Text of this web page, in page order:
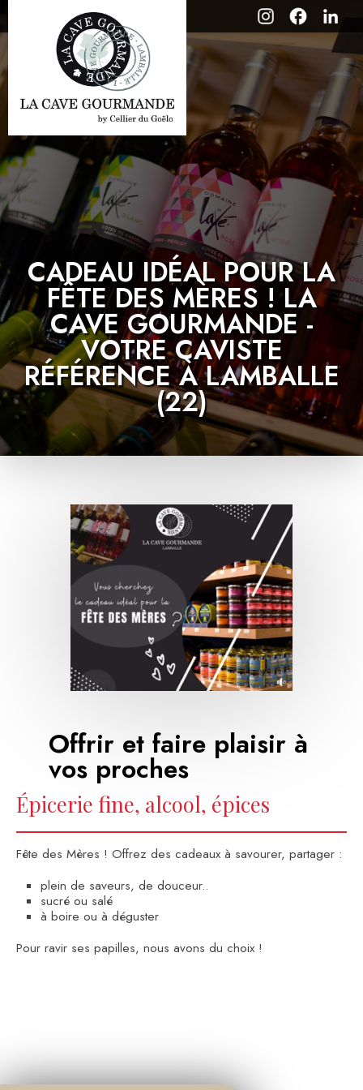
CADEAU IDÉAL POUR LA
FÊTE DES MÈRES ! LA
CAVE GOURMANDE -
VOTRE CAVISTE
RÉFÉRENCE À LAMBALLE
(22)
Offrir et faire plaisir à
vos proches
Épicerie fine, alcool, épices
Fête des Mères ! Offrez des cadeaux à savourer, partager :
plein de saveurs, de douceur..
sucré ou salé
à boire ou à déguster
Pour ravir ses papilles, nous avons du choix !